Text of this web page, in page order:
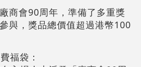
商會90周年，準備了多重獎
與，獎品總價值超過港幣100
福袋：